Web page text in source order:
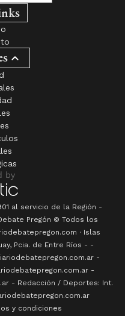
al servicio de la Región -
Pregón © Todos los
· Islas
, Pcia. de Entre Ríos - -
-
-
- Redacción / Deportes: Int.
y condiciones